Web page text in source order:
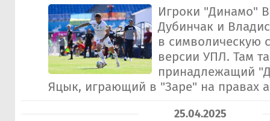
Игроки "Динамо"
Дубинчак и
в символическую
версии УПЛ. Там
принадлежащий
Яцык, играющий в "Заре" на правах
25.04.2025